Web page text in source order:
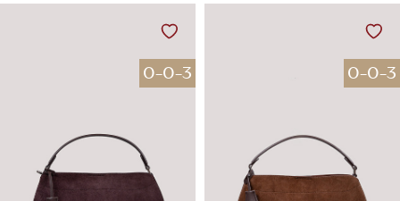
0-0-3 0-0-3